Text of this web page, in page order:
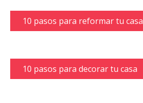
10 pasos para reformar tu casa
10 pasos para decorar tu casa